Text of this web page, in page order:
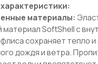
материалы:
SoftShell с
сохраняет тепло
дождя и ветра.